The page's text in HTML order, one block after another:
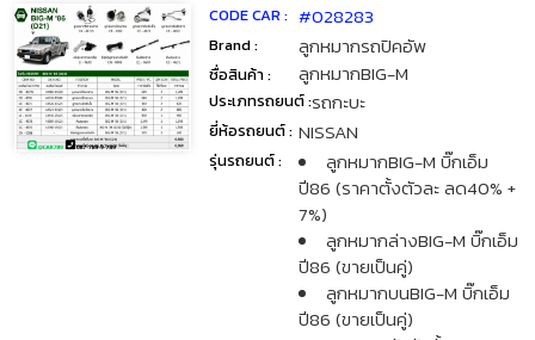
CODE CAR : #028283
Brand : ลูกหมากรถปิคอัพ
ชื่อสินค้า : ลูกหมากBIG-M
ประเภทรถยนต์ :รถกะบะ
ยี่ห้อรถยนต์ : NISSAN
รุ่นรถยนต์ :
ลูกหมากBIG-M บิ๊กเอ็ม
ปี86 (ราคาตั้งตัวละ ลด40% +
7%)
ลูกหมากล่างBIG-M บิ๊กเอ็ม
ปี86 (ขายเป็นคู่)
ลูกหมากบนBIG-M บิ๊กเอ็ม
ปี86 (ขายเป็นคู่)